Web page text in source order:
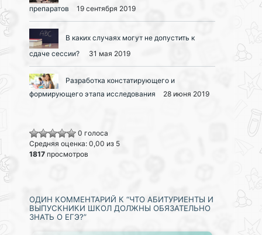
препаратов
19 сентября 2019
В каких случаях могут не допустить к
сдаче сессии?
31 мая 2019
Разработка констатирующего и
формирующего этапа исследования
28 июня 2019
0 голоса
Средняя оценка: 0,00 из 5
1817 просмотров
ОДИН КОММЕНТАРИЙ К “ЧТО АБИТУРИЕНТЫ И
ВЫПУСКНИКИ ШКОЛ ДОЛЖНЫ ОБЯЗАТЕЛЬНО
ЗНАТЬ О ЕГЭ?”